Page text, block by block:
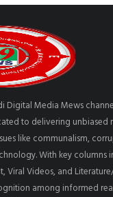
Digital Media Mews
to delivering unbiased
like communalism,
With key columns
Viral Videos, and
among informed